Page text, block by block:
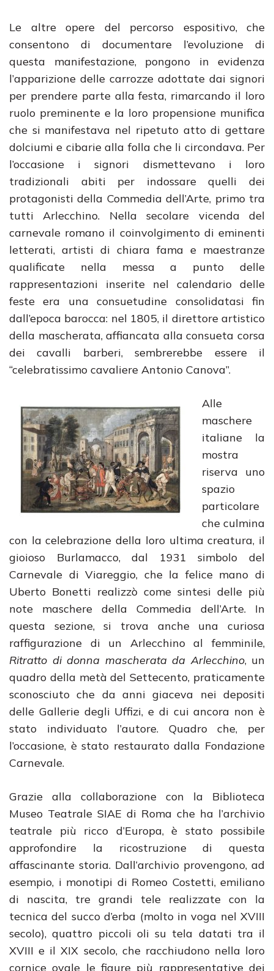
Le altre opere del percorso espositivo, che
consentono di documentare l’evoluzione di
questa manifestazione, pongono in evidenza
l’apparizione delle carrozze adottate dai signori
per prendere parte alla festa, rimarcando il loro
ruolo preminente e la loro propensione munifica
che si manifestava nel ripetuto atto di gettare
dolciumi e cibarie alla folla che li circondava. Per
l’occasione i signori dismettevano i loro
tradizionali abiti per indossare quelli dei
protagonisti della Commedia dell’Arte, primo tra
tutti Arlecchino. Nella secolare vicenda del
carnevale romano il coinvolgimento di eminenti
letterati, artisti di chiara fama e maestranze
qualificate nella messa a punto delle
rappresentazioni inserite nel calendario delle
feste era una consuetudine consolidatasi fin
dall’epoca barocca: nel 1805, il direttore artistico
della mascherata, affiancata alla consueta corsa
dei cavalli barberi, sembrerebbe essere il
“celebratissimo cavaliere Antonio Canova”.
Alle
maschere
italiane la
mostra
riserva uno
spazio
particolare
che culmina
con la celebrazione della loro ultima creatura, il
gioioso Burlamacco, dal 1931 simbolo del
Carnevale di Viareggio, che la felice mano di
Uberto Bonetti realizzò come sintesi delle più
note maschere della Commedia dell’Arte. In
questa sezione, si trova anche una curiosa
raffigurazione di un Arlecchino al femminile,
Ritratto di donna mascherata da Arlecchino, un
quadro della metà del Settecento, praticamente
sconosciuto che da anni giaceva nei depositi
delle Gallerie degli Uffizi, e di cui ancora non è
stato individuato l’autore. Quadro che, per
l’occasione, è stato restaurato dalla Fondazione
Carnevale.
Grazie alla collaborazione con la Biblioteca
Museo Teatrale SIAE di Roma che ha l’archivio
teatrale più ricco d’Europa, è stato possibile
approfondire la ricostruzione di questa
affascinante storia. Dall’archivio provengono, ad
esempio, i monotipi di Romeo Costetti, emiliano
di nascita, tre grandi tele realizzate con la
tecnica del succo d’erba (molto in voga nel XVIII
secolo), quattro piccoli oli su tela datati tra il
XVIII e il XIX secolo, che racchiudono nella loro
cornice ovale le figure più rappresentative dei